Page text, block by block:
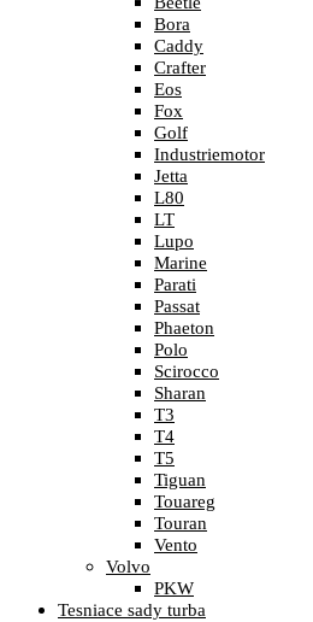
Bora
Caddy
Crafter
Eos
Fox
Golf
Industriemotor
Jetta
L80
LT
Lupo
Marine
Parati
Passat
Phaeton
Polo
Scirocco
Sharan
T3
T4
T5
Tiguan
Touareg
Touran
Vento
Volvo
PKW
Tesniace sady turba